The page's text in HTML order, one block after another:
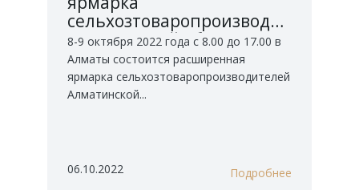
сельхозтоваропроизводителей
Алматинской области
8-9 октября 2022 года с 8.00 до 17.00 в
Алматы состоится расширенная
ярмарка сельхозтоваропроизводителей
Алматинской...
06.10.2022 Подробнее